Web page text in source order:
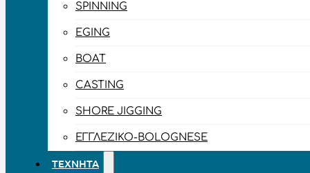
SPINNING
EGING
BOAT
CASTING
SHORE JIGGING
ΕΓΓΛΈΖΙΚΟ-BOLOGNESE
ΤΕΧΝΗΤΆ